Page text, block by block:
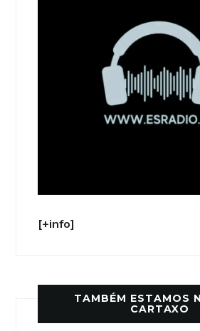
[+info]
TAMBÉM ESTAMOS
CARTAXO